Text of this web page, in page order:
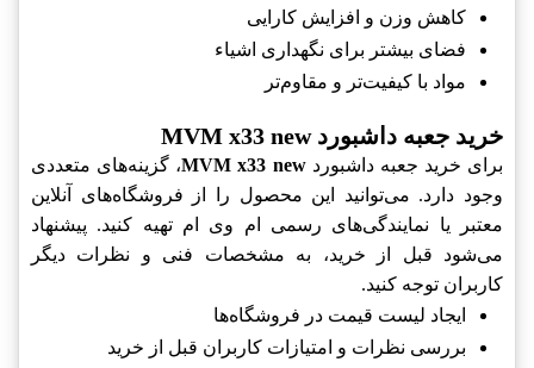
کاهش وزن و افزایش کارایی
فضای بیشتر برای نگهداری اشیاء
مواد با کیفیت‌تر و مقاوم‌تر
خرید جعبه داشبورد MVM x33 new
برای خرید جعبه داشبوردMVM x33 new، گزینه‌های متعددی
وجود دارد. می‌توانید این محصول را از فروشگاه‌های آنلاین
معتبر یا نمایندگی‌های رسمی ام وی ام تهیه کنید. پیشنهاد
می‌شود قبل از خرید، به مشخصات فنی و نظرات دیگر
کاربران توجه کنید.
ایجاد لیست قیمت در فروشگاه‌ها
بررسی نظرات و امتیازات کاربران قبل از خرید